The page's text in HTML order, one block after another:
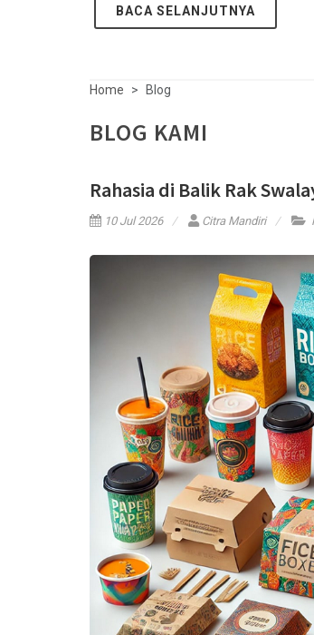
BACA SELANJUTNYA
Home Blog
BLOG KAMI
Rahasia di Balik Rak
10 Jul 2026 Citra Mandiri